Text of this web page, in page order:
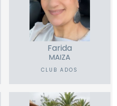
Farida
MAIZA
CLUB ADOS